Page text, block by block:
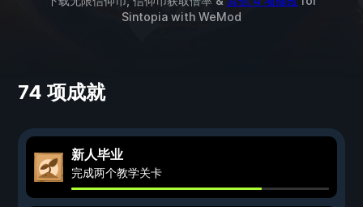
Sintopia with WeMod
74 项成就
新人毕业
完成两个教学关卡